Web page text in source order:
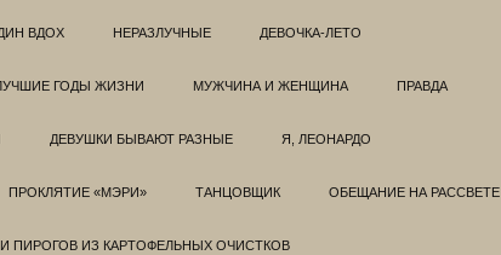
ВДОХ НЕРАЗЛУЧНЫЕ ДЕВОЧКА-ЛЕТО
ГОДЫ ЖИЗНИ МУЖЧИНА И ЖЕНЩИНА ПРАВДА
ДЕВУШКИ БЫВАЮТ РАЗНЫЕ Я, ЛЕОНАРДО
ПРОКЛЯТИЕ «МЭРИ» ТАНЦОВЩИК ОБЕЩАНИЕ НА РАССВЕТЕ
ПИРОГОВ ИЗ КАРТОФЕЛЬНЫХ ОЧИСТКОВ